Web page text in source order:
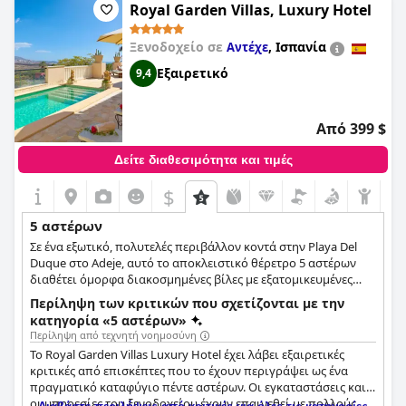
και οι εκπλήξεις του ξενοδοχείου, όπως η Sacher torte που
περιμένει στο δωμάτιο, κάνουν τους επισκέπτες να
αισθάνονται ευπρόσδεκτοι και πολύτιμοι. Τα δωμάτια είναι
όμορφα και ευρύχωρα με προσοχή στην παραμικρή
λεπτομέρεια στη διακόσμηση και τα έπιπλα. Η τοποθεσία του
ξενοδοχείου είναι εξαιρετική και ο θυρωρός είναι πάντα
εξυπηρετικός. Το σπα του ξενοδοχείου είναι καλά
συντηρημένο και αποτελεί μια χαλαρωτική εμπειρία. Οι
επισκέπτες συστήνουν τις εναλλακτικές λύσεις πρωινού του
ξενοδοχείου, τα άνετα κρεβάτια και την ευγένεια του
προσωπικού. Συνολικά, τοHotel Sacher Wienείναι ένα
μεγαλοπρεπές, μαγευτικό και όμορφο ξενοδοχείο και οι
επισκέπτες πρέπει να το ζήσουν τουλάχιστον μία φορά στη
ζωή τους.
Royal Garden Villas, Luxury Hotel
Ξενοδοχείο σε Αντέχε, Ισπανία
9,4 Εξαιρετικό
Από 399 $
Δείτε διαθεσιμότητα και τιμές
$
5 αστέρων
Σε ένα εξωτικό, πολυτελές περιβάλλον κοντά στην Playa Del
Duque στο Adeje, αυτό το αποκλειστικό θέρετρο 5 αστέρων
διαθέτει όμορφα διακοσμημένες βίλες με εξατομικευμένες
υπηρεσίες, ιδιωτικές πισίνες και απεριόριστη πρόσβαση στο
αισθησιακό σπα, το γήπεδο σκουός και το γυμναστήριο.
Περίληψη των κριτικών που σχετίζονται με την
κατηγορία «5 αστέρων»
Περίληψη από τεχνητή νοημοσύνη
Το Royal Garden Villas Luxury Hotel έχει λάβει εξαιρετικές
κριτικές από επισκέπτες που το έχουν περιγράψει ως ένα
πραγματικό καταφύγιο πέντε αστέρων. Οι εγκαταστάσεις και